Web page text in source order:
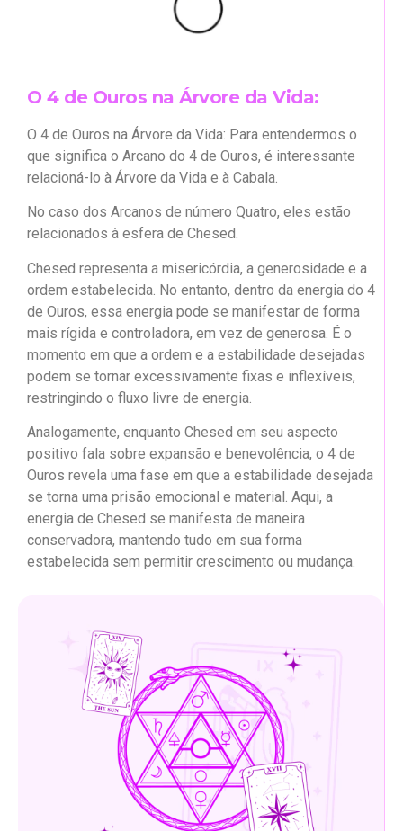
O 4 de Ouros na Árvore da Vida:
O 4 de Ouros na Árvore da Vida: Para entendermos o
que significa o Arcano do 4 de Ouros, é interessante
relacioná-lo à Árvore da Vida e à Cabala.
No caso dos Arcanos de número Quatro, eles estão
relacionados à esfera de Chesed.
Chesed representa a misericórdia, a generosidade e a
ordem estabelecida. No entanto, dentro da energia do 4
de Ouros, essa energia pode se manifestar de forma
mais rígida e controladora, em vez de generosa. É o
momento em que a ordem e a estabilidade desejadas
podem se tornar excessivamente fixas e inflexíveis,
restringindo o fluxo livre de energia.
Analogamente, enquanto Chesed em seu aspecto
positivo fala sobre expansão e benevolência, o 4 de
Ouros revela uma fase em que a estabilidade desejada
se torna uma prisão emocional e material. Aqui, a
energia de Chesed se manifesta de maneira
conservadora, mantendo tudo em sua forma
estabelecida sem permitir crescimento ou mudança.